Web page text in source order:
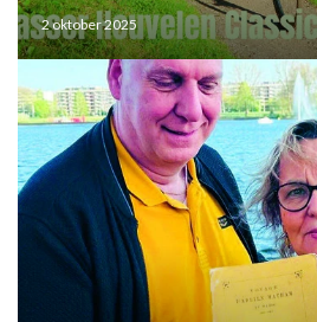
2 oktober 2025